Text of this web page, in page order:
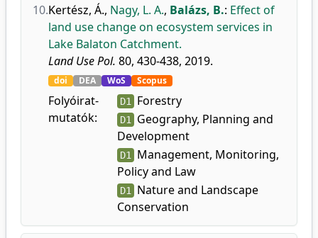
10.Kertész, Á., Nagy, L. A., Balázs, B.: Effect of
land use change on ecosystem services in
Lake Balaton Catchment.
Land Use Pol. 80, 430-438, 2019.
doi DEA WoS Scopus
Folyóirat-
mutatók:
D1 Forestry
D1 Geography, Planning and
Development
D1 Management, Monitoring,
Policy and Law
D1 Nature and Landscape
Conservation